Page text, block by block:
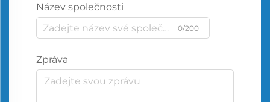
Název společnosti
0/200
Zpráva